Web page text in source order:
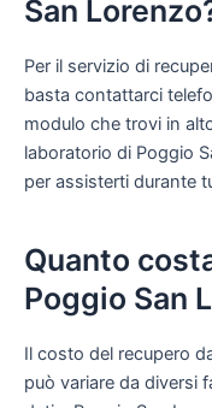
San
Per il servizio di
basta contattarci
modulo che trovi in
laboratorio di Poggio
per assisterti durante
Quanto
Poggio San
Il costo del recupero
può variare da diversi